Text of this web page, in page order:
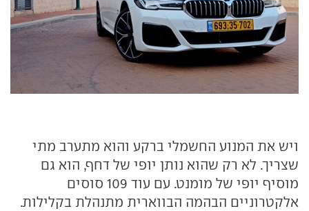
ויש את המנוע החשמלי ברקע והוא מתערב מתי
שצריך. לא רק שהוא נותן יופי של דחף, הוא גם
מוסיף יופי של מומנט. עם עוד 109 סוסים
אלקטרוניים הבהמה הבווארית מתנהלת בקלילות.